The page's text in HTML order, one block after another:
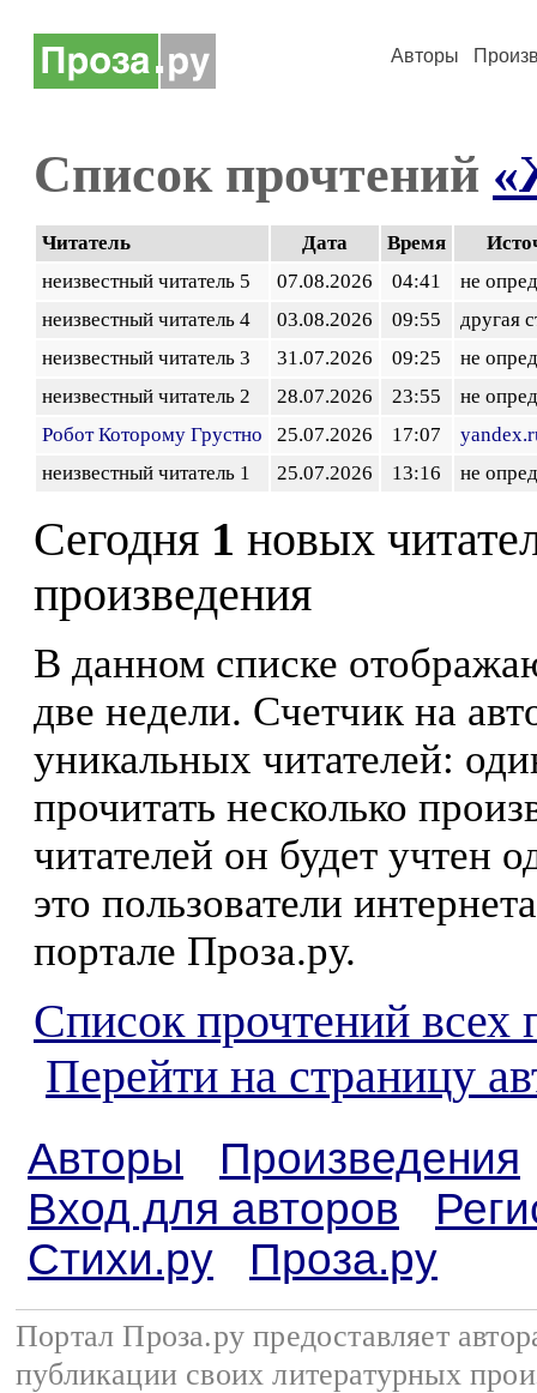
Авторы
Список прочтений
Читатель Дата Время
неизвестный читатель 5
07.08.2026 04:41
не
неизвестный читатель 4
03.08.2026 09:55
другая
неизвестный читатель 3
31.07.2026 09:25
не
неизвестный читатель 2
28.07.2026 23:55
не
Робот Которому Грустно
25.07.2026 17:07
неизвестный читатель 1
25.07.2026 13:16 не
Сегодня 1 новых
произведения
В данном списке
две недели. Счетчик на
уникальных читателей:
прочитать несколько
читателей он будет учтен
это пользователи
портале Проза.ру.
Список прочтений всех
Перейти на страницу
Авторы
Произведения
Вход для авторов
Стихи.ру
Проза.ру
Портал Проза.ру предоставляет
публикации своих литературных